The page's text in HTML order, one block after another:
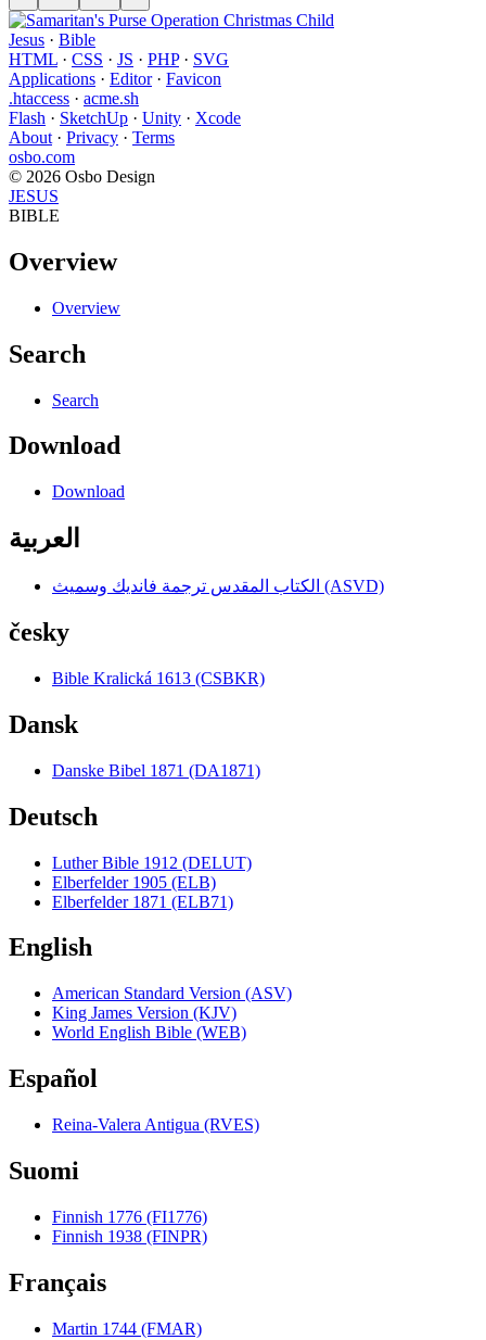
Jesus · Bible
HTML · CSS · JS · PHP· SVG
Applications · Editor· Favicon
.htaccess · acme.sh
Flash · SketchUp · Unity · Xcode
About · Privacy · Terms
osbo.com
© 2026 Osbo Design
JESUS
BIBLE
Overview
Overview
Search
Search
Download
Download
العربية
الكتاب المقدس ترجمة فانديك وسميث (ASVD)
česky
Bible Kralická 1613 (CSBKR)
Dansk
Danske Bibel 1871 (DA1871)
Deutsch
Luther Bible 1912 (DELUT)
Elberfelder 1905 (ELB)
Elberfelder 1871 (ELB71)
English
American Standard Version (ASV)
King James Version (KJV)
World English Bible (WEB)
Español
Reina-Valera Antigua (RVES)
Suomi
Finnish 1776 (FI1776)
Finnish 1938 (FINPR)
Français
Martin 1744 (FMAR)